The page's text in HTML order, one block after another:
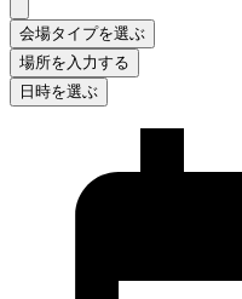
会場タイプを選ぶ
場所を入力する
日時を選ぶ